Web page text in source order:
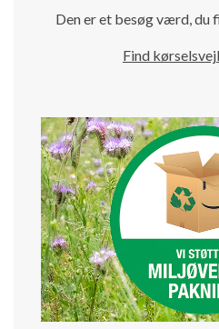
Den er et besøg værd, du
Find